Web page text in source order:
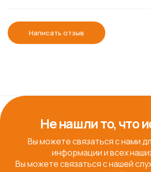
Написать отзыв
Не нашли то, что
Вы можете связаться с нами
информации и всех
Вы можете связаться с нашей